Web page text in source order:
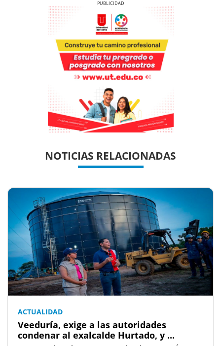
NOTICIAS RELACIONADAS
ACTUALIDAD
Veeduría, exige a las autoridades
condenar al exalcalde Hurtado, y ...